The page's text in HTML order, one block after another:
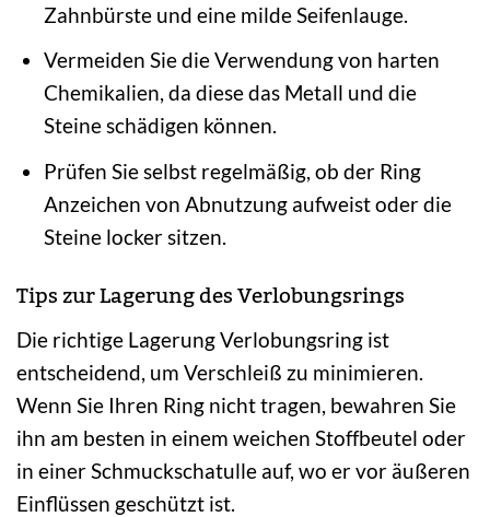
Zahnbürste und eine milde Seifenlauge.
Vermeiden Sie die Verwendung von harten
Chemikalien, da diese das Metall und die
Steine schädigen können.
Prüfen Sie selbst regelmäßig, ob der Ring
Anzeichen von Abnutzung aufweist oder die
Steine locker sitzen.
Tips zur Lagerung des Verlobungsrings
Die richtige Lagerung Verlobungsring ist
entscheidend, um Verschleiß zu minimieren.
Wenn Sie Ihren Ring nicht tragen, bewahren Sie
ihn am besten in einem weichen Stoffbeutel oder
in einer Schmuckschatulle auf, wo er vor äußeren
Einflüssen geschützt ist.